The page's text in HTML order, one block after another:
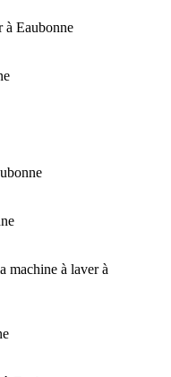
à Eaubonne
machine à laver à